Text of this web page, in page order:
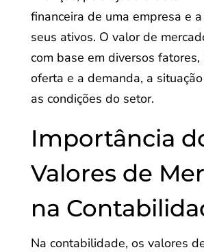
financeira de uma empresa e
seus ativos. O valor de
com base em diversos fatores,
oferta e a demanda, a
as condições do setor.
Importância
Valores de
na
Na contabilidade, os valores